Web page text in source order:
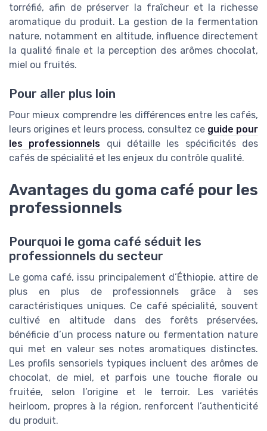
torréfié, afin de préserver la fraîcheur et la richesse
aromatique du produit. La gestion de la fermentation
nature, notamment en altitude, influence directement
la qualité finale et la perception des arômes chocolat,
miel ou fruités.
Pour aller plus loin
Pour mieux comprendre les différences entre les cafés,
leurs origines et leurs process, consultez ce guide pour
les professionnels qui détaille les spécificités des
cafés de spécialité et les enjeux du contrôle qualité.
Avantages du goma café pour les
professionnels
Pourquoi le goma café séduit les
professionnels du secteur
Le goma café, issu principalement d’Éthiopie, attire de
plus en plus de professionnels grâce à ses
caractéristiques uniques. Ce café spécialité, souvent
cultivé en altitude dans des forêts préservées,
bénéficie d’un process nature ou fermentation nature
qui met en valeur ses notes aromatiques distinctes.
Les profils sensoriels typiques incluent des arômes de
chocolat, de miel, et parfois une touche florale ou
fruitée, selon l’origine et le terroir. Les variétés
heirloom, propres à la région, renforcent l’authenticité
du produit.